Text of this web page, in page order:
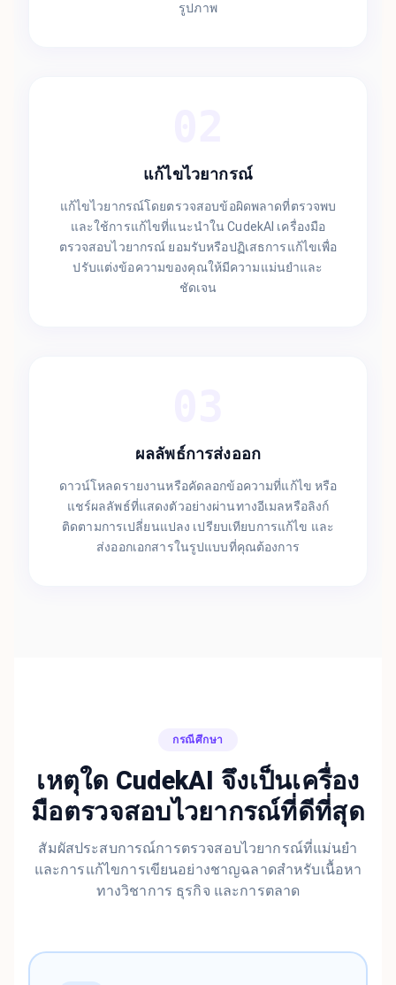
รูปภาพ
แก้ไขไวยากรณ์
แก้ไขไวยากรณ์โดยตรวจสอบข้อผิดพลาดที่ตรวจพบ
และใช้การแก้ไขที่แนะนำใน CudekAI เครื่องมือ
ตรวจสอบไวยากรณ์ ยอมรับหรือปฏิเสธการแก้ไขเพื่อ
ปรับแต่งข้อความของคุณให้มีความแม่นยำและ
ชัดเจน
ผลลัพธ์การส่งออก
ดาวน์โหลดรายงานหรือคัดลอกข้อความที่แก้ไข หรือ
แชร์ผลลัพธ์ที่แสดงตัวอย่างผ่านทางอีเมลหรือลิงก์
ติดตามการเปลี่ยนแปลง เปรียบเทียบการแก้ไข และ
ส่งออกเอกสารในรูปแบบที่คุณต้องการ
กรณีศึกษา
เหตุใด CudekAI จึงเป็นเครื่อง
มือตรวจสอบไวยากรณ์ที่ดีที่สุด
สัมผัสประสบการณ์การตรวจสอบไวยากรณ์ที่แม่นยำ
และการแก้ไขการเขียนอย่างชาญฉลาดสำหรับเนื้อหา
ทางวิชาการ ธุรกิจ และการตลาด